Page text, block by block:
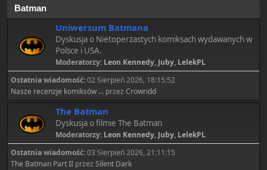
Batman
Uniwersum Batmana
Dyskusja o Nietoperzastych komiksach wydawanych w
Polsce i USA.
Moderatorzy: Leon Kennedy, Juby, LelekPL
Ostatnia wiadomość:02 Sierpień 2026, 18:15:52
Nasze recenzje komiksów ... przez Crowridd
The Batman
Dyskusja o filmie The Batman
Moderatorzy: Leon Kennedy, Juby, LelekPL
Ostatnia wiadomość:03 Sierpień 2026, 21:11:15
The Batman Part II przez Silent Dark